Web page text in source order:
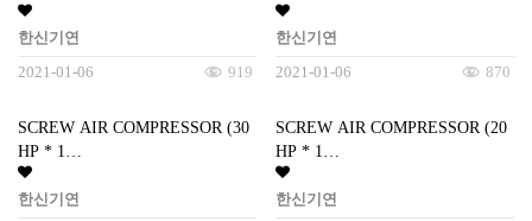
한신기연
2021-01-06
919
한신기연
2021-01-06
870
SCREW AIR COMPRESSOR (30
HP * 1…
한신기연
SCREW AIR COMPRESSOR (20
HP * 1…
한신기연